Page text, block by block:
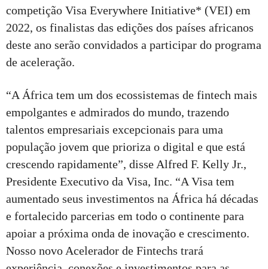
competição Visa Everywhere Initiative* (VEI) em
2022, os finalistas das edições dos países africanos
deste ano serão convidados a participar do programa
de aceleração.
“A África tem um dos ecossistemas de fintech mais
empolgantes e admirados do mundo, trazendo
talentos empresariais excepcionais para uma
população jovem que prioriza o digital e que está
crescendo rapidamente”, disse Alfred F. Kelly Jr.,
Presidente Executivo da Visa, Inc. “A Visa tem
aumentado seus investimentos na África há décadas
e fortalecido parcerias em todo o continente para
apoiar a próxima onda de inovação e crescimento.
Nosso novo Acelerador de Fintechs trará